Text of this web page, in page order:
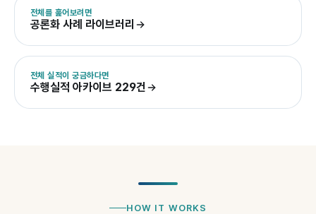
전체를 훑어보려면
공론화 사례 라이브러리
전체 실적이 궁금하다면
수행실적 아카이브 229건
HOW IT WORKS